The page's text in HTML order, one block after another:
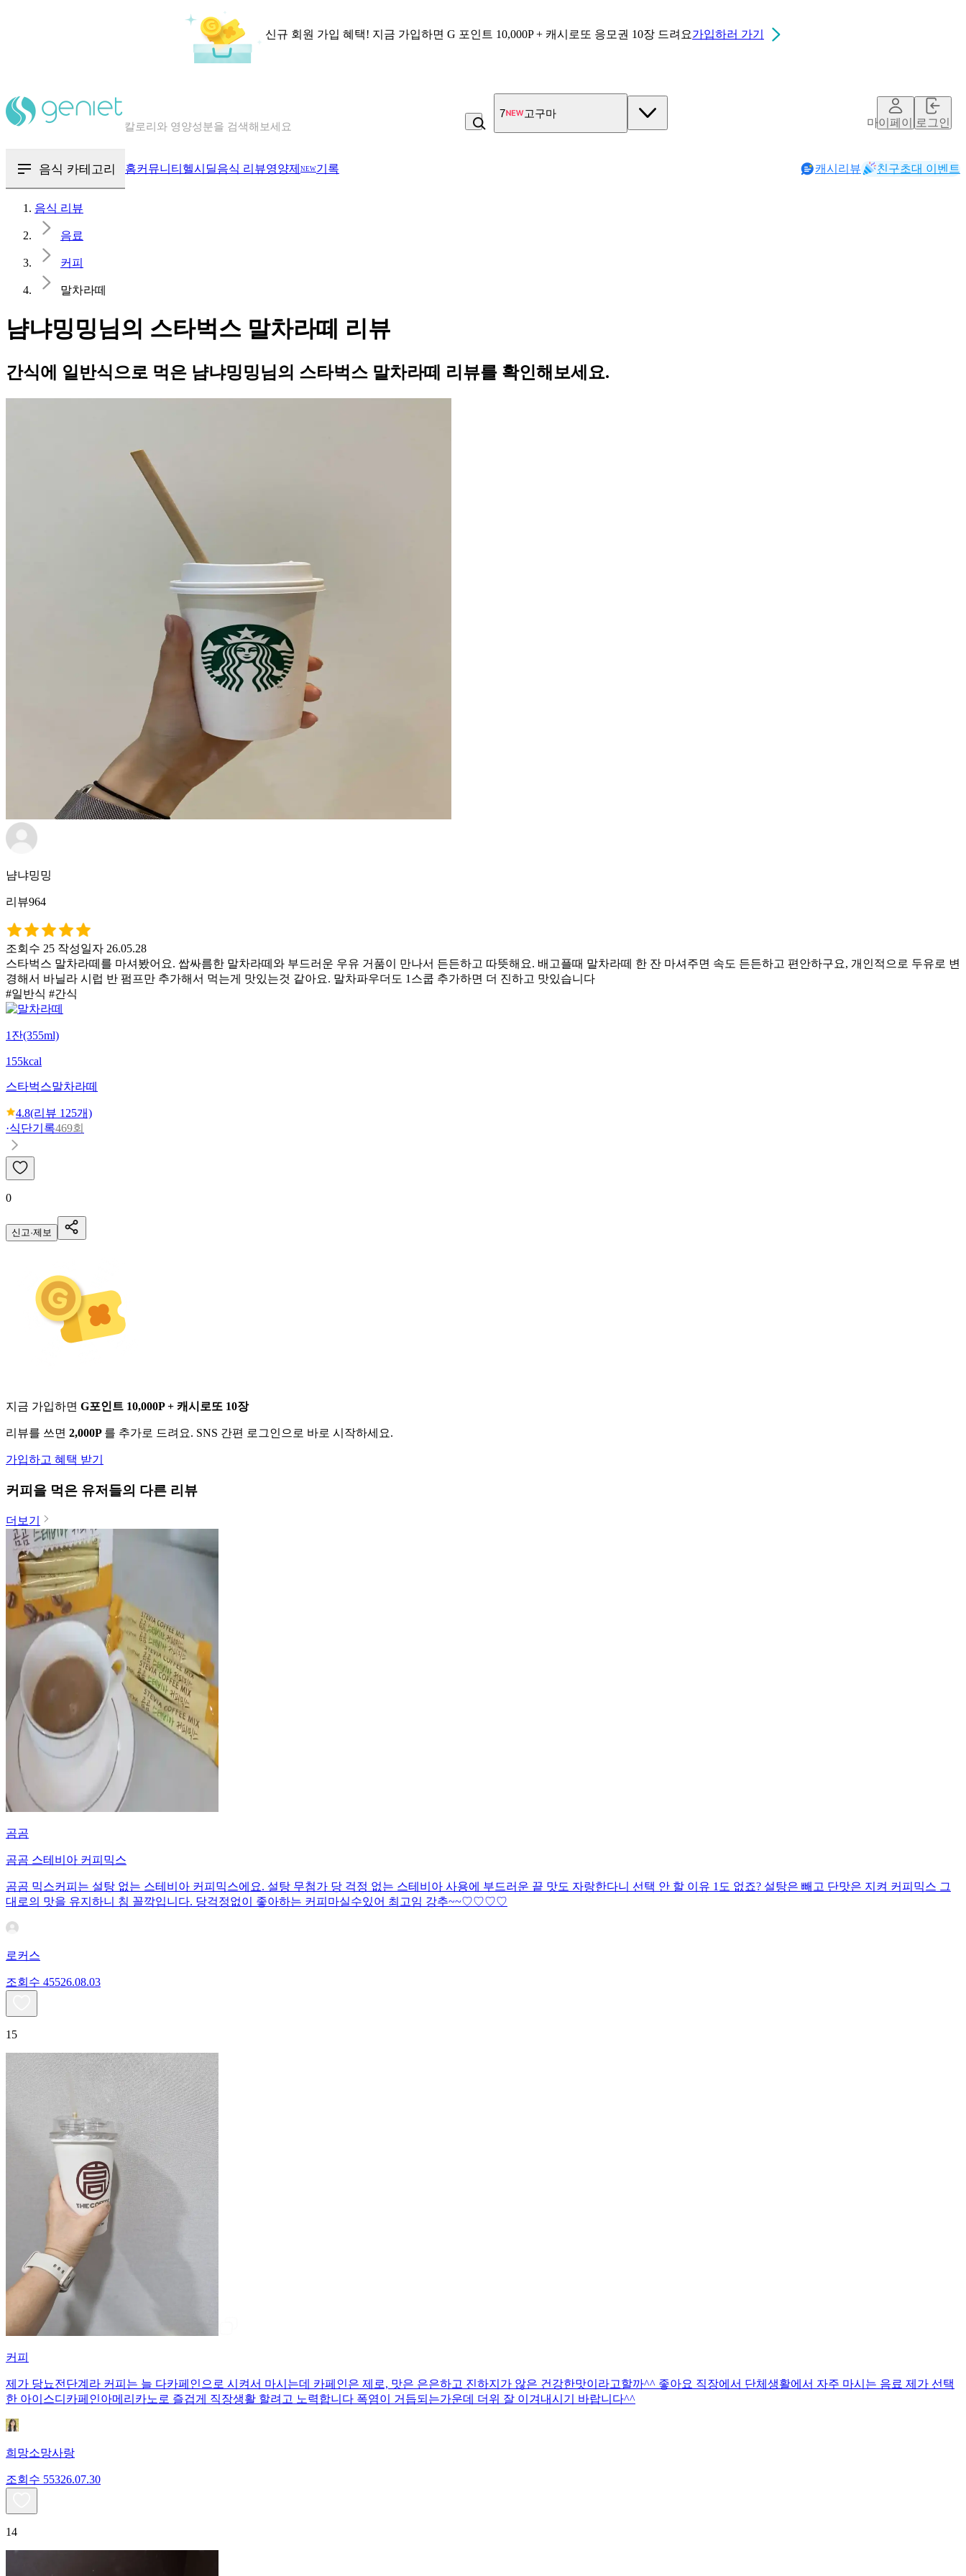
신규 회원 가입 혜택! 지금 가입하면 G 포인트 10,000P + 캐시로또 응모권 10장 드려요가입하러 가기
혈당 · 다이어트 음식 검색해보세요
7 고구마
마이페이지로그인
음식 카테고리 홈커뮤니티 헬시딜음식 리뷰영양제 NEW기록 캐시리뷰 친구초대 이벤트
음식 리뷰
음료
커피
말차라떼
냠냐밍밍님의 스타벅스 말차라떼 리뷰
간식에 일반식으로 먹은 냠냐밍밍님의 스타벅스 말차라떼 리뷰를 확인해보세요.
냠냐밍밍
리뷰964
조회수 25 작성일자 26.05.28
스타벅스 말차라떼를 마셔봤어요. 쌉싸름한 말차라떼와 부드러운 우유 거품이 만나서 든든하고 따뜻해요. 배고플때 말차라떼 한 잔 마셔주면 속도 든든하고 편안하구요, 개인적으로 두유로 변
경해서 바닐라 시럽 반 펌프만 추가해서 먹는게 맛있는것 같아요. 말차파우더도 1스쿱 추가하면 더 진하고 맛있습니다
#일반식 #간식
1잔(355ml)
155kcal
스타벅스말차라떼
4.8(리뷰 125개)
·식단기록469회
0
신고·제보
지금 가입하면 G포인트 10,000P + 캐시로또 10장
리뷰를 쓰면 2,000P 를 추가로 드려요. SNS 간편 로그인으로 바로 시작하세요.
가입하고 혜택 받기
커피 을 먹은 유저들의 다른 리뷰
더보기
곰곰
곰곰 스테비아 커피믹스
곰곰 믹스커피는 설탕 없는 스테비아 커피믹스에요. 설탕 무첨가 당 걱정 없는 스테비아 사용에 부드러운 끝 맛도 자랑한다니 선택 안 할 이유 1도 없죠? 설탕은 빼고 단맛은 지켜 커피믹스 그
대로의 맛을 유지하니 침 꼴깍입니다. 당걱정없이 좋아하는 커피마실수있어 최고임 강추~~♡♡♡♡
로커스
조회수 45526.08.03
15
커피
제가 당뇨전단계라 커피는 늘 다카페인으로 시켜서 마시는데 카페인은 제로, 맛은 은은하고 진하지가 않은 건강한맛이라고할까^^ 좋아요 직장에서 단체생활에서 자주 마시는 음료 제가 선택
한 아이스디카페인아메리카노로 즐겁게 직장생활 할려고 노력합니다 폭염이 거듭되는가운데 더위 잘 이겨내시기 바랍니다^^
희망소망사랑
조회수 55326.07.30
14